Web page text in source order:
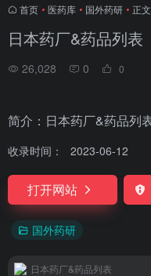
首页 • 医药库 • 国外药研 • 正文
日本药厂&药品列表
26,028 0 0
简介：日本药厂&药品列
收录时间： 2023-06-12
打开网站
国外药研
日本药厂&药品列表